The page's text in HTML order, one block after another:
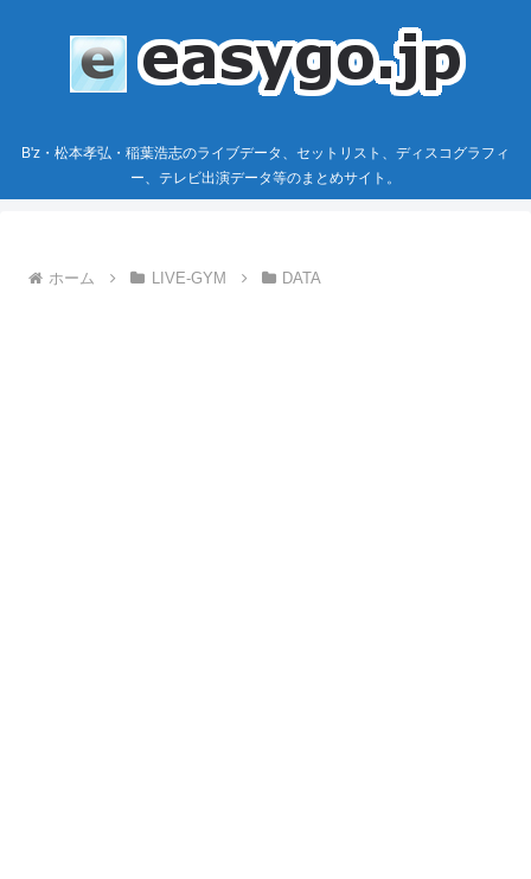
B'z・松本孝弘・稲葉浩志のライブデータ、セットリスト、ディスコグラフィ
ー、テレビ出演データ等のまとめサイト。
ホーム LIVE-GYM DATA